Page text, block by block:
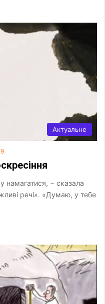
Актуальне
намагатися, − сказала
речі». «Думаю, у тебе